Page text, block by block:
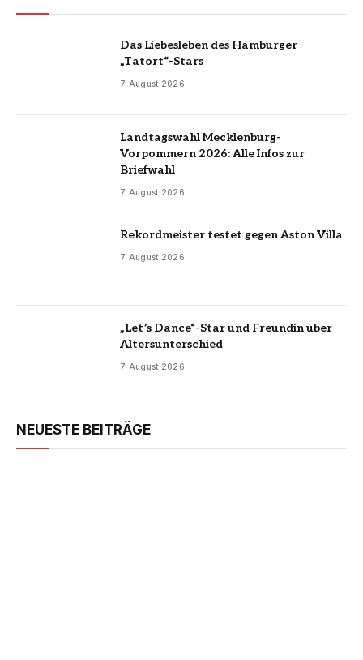
Das Liebesleben des Hamburger
„Tatort“-Stars
7 August 2026
Landtagswahl Mecklenburg-
Vorpommern 2026: Alle Infos zur
Briefwahl
7 August 2026
Rekordmeister testet gegen Aston Villa
7 August 2026
„Let’s Dance“-Star und Freundin über
Altersunterschied
7 August 2026
NEUESTE BEITRÄGE